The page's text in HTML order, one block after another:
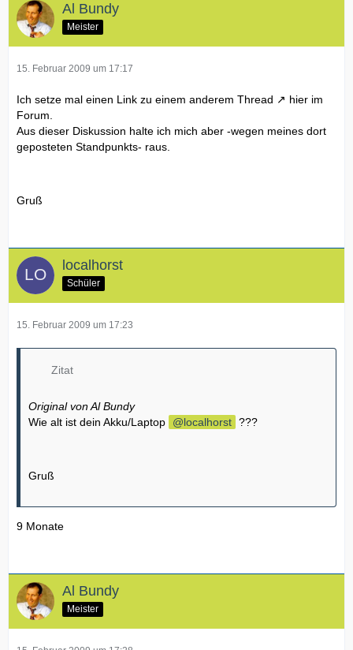
Al Bundy
Meister
15. Februar 2009 um 17:17
Ich setze mal einen Link zu einem anderem Thread
hier im
Forum.
Aus dieser Diskussion halte ich mich aber -wegen meines dort
geposteten Standpunkts- raus.
Gruß
localhorst
Schüler
15. Februar 2009 um 17:23
Zitat
Original von Al Bundy
Wie alt ist dein Akku/Laptop
localhorst ???
Gruß
9 Monate
Al Bundy
Meister